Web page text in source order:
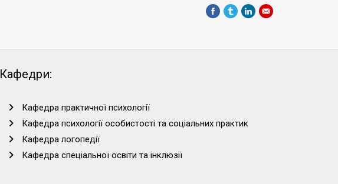
Кафедри:
Кафедра практичної психології
Кафедра психології особистості та соціальних практик
Кафедра логопедії
Кафедра спеціальної освіти та інклюзії